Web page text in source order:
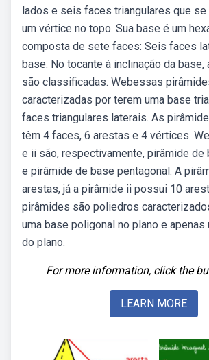
lados e seis faces triangulares que se
um vértice no topo. Sua base é um
composta de sete faces: Seis faces
base. No tocante à inclinação da base,
são classificadas. Webessas
caracterizadas por terem uma base
faces triangulares laterais. As
têm 4 faces, 6 arestas e 4 vértices.
e ii são, respectivamente, pirâmide de
e pirâmide de base pentagonal. A
arestas, já a pirâmide ii possui 10
pirâmides são poliedros
uma base poligonal no plano e
do plano.
For more information, click the
LEARN MORE